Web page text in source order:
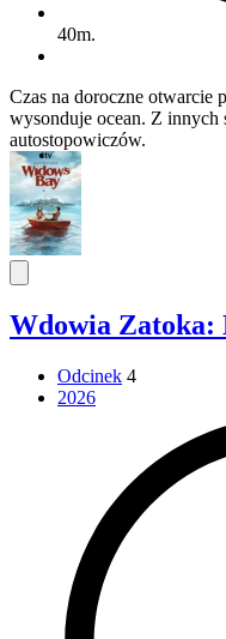
40m.
Czas na doroczne otwarcie
wysonduje ocean. Z innych
autostopowiczów.
Wdowia Zatoka:
Odcinek 4
2026